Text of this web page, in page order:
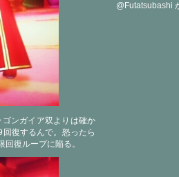
ンガイア双よりは確か
復するんで。怒ったら
復ループに陥る。
@Futatsubashi